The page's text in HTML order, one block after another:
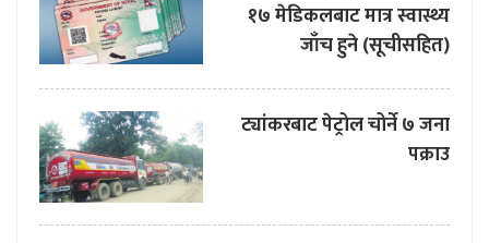
१७ मेडिकलबाट मात्र स्वास्थ्य
जाँच हुने (सूचीसहित)
ट्यांकरबाट पेट्रोल चोर्ने ७ जना
पक्राउ